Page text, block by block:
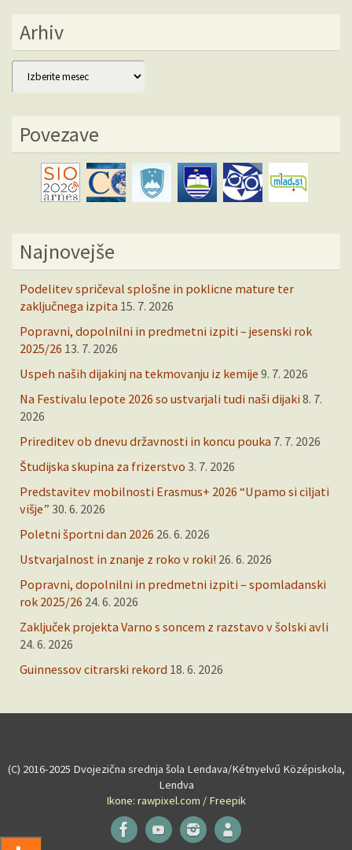
Arhiv
Arhiv
Povezave
Najnovejše
Podelitev spričeval splošne in poklicne mature ter
zaključnega izpita 15. 7. 2026
Popravni, dopolnilni in predmetni izpiti – jesenski rok
2025/26 13. 7. 2026
Uspeh naših dijakinj na tekmovanju iz kemije 9. 7. 2026
Na Festivalu lepote 2026 so ustvarjali tudi naši dijaki 8. 7.
2026
Prireditev ob dnevu državnosti in koncu pouka 7. 7. 2026
Študijska skupina za frizerstvo 3. 7. 2026
Predstavitev mobilnosti Erasmus+ 2026 “Upamo si ciljati
višje” 30. 6. 2026
Poletni športni dan 2026 26. 6. 2026
Ustvarjalnost in znanje z roko v roki! 26. 6. 2026
Popravni, dopolnilni in predmetni izpiti – spomladanski
rok 2025/26 24. 6. 2026
Zaključek projekta Varno s soncem z razstavo v šolski avli
24. 6. 2026
Guinnessov citrarski rekord 18. 6. 2026
(C) 2016-2025 Dvojezična srednja šola Lendava/Kétnyelvű Középiskola,
Lendva
Ikone: rawpixel.com / Freepik